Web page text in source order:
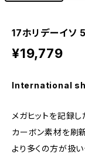
17ホリデーイ
¥19,779
International
メガヒットを記録
カーボン素材を刷
より多くの方が扱